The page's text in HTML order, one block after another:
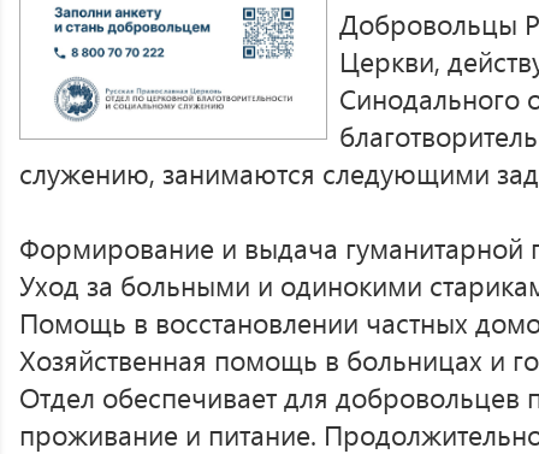
Добровольцы
Церкви,
Синодального
служению, занимаются следующими
Формирование и выдача
Уход за больными и одинокими
Помощь в восстановлении частных
Хозяйственная помощь в больницах и
Отдел обеспечивает для добровольцев
проживание и питание.